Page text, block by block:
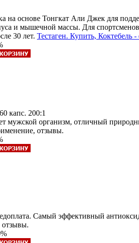
на основе Тонгкат Али Джек для
и мышечной массы. Для
30 лет. Тестаген. Купить, Коктебель
60 капс. 200:1
мужской организм, отличный
отзывы.
. Самый эффективный
отзывы.